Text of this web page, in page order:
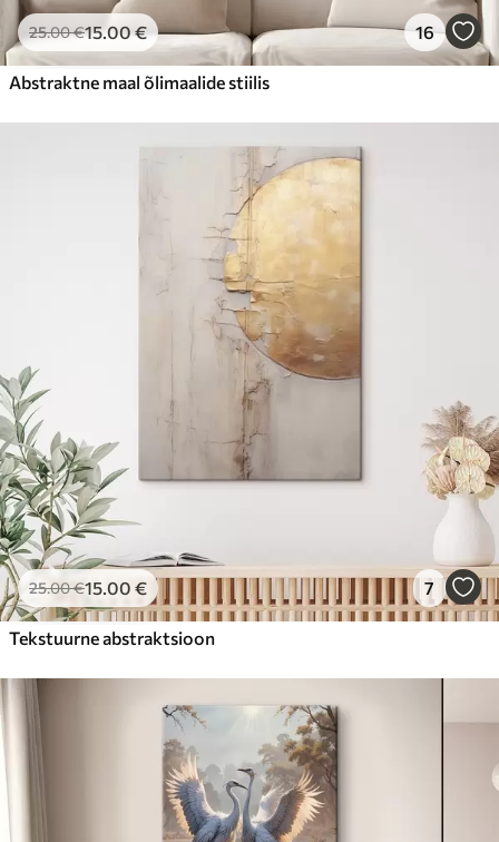
25.00€15.00€ 16
Abstraktne maal õlimaalide stiilis
25.00€15.00 € 7
Tekstuurne abstraktsioon